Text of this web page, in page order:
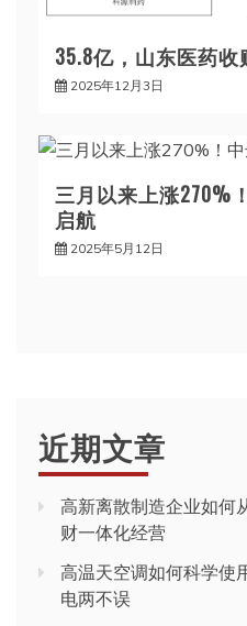
35.8亿，山东医药收
2025年12月3日
三月以来上涨270%
启航
2025年5月12日
近期文章
高新离散制造企业如何
财一体化经营
高温天空调如何科学使
电两不误